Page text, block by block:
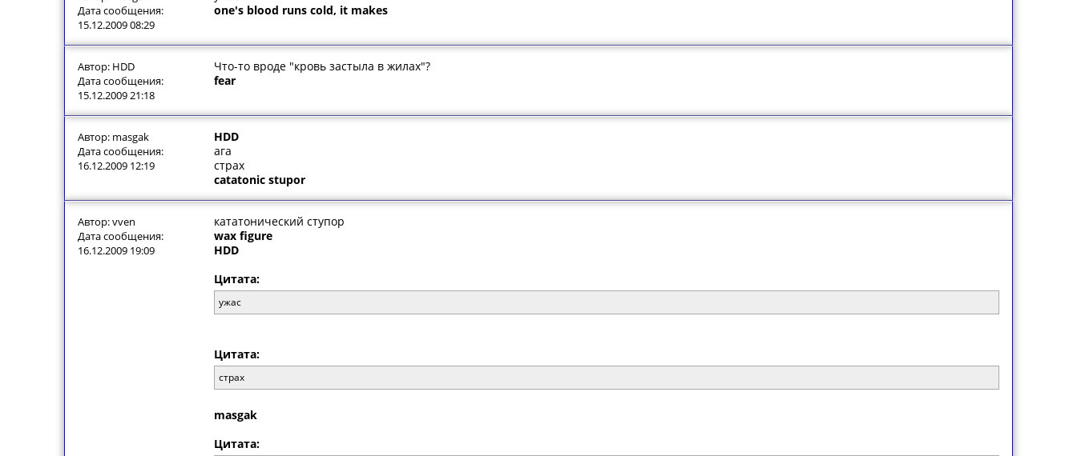
Дата сообщения:
15.12.2009 08:29
one's blood runs cold, it makes
Автор: HDD
Дата сообщения:
15.12.2009 21:18
Что-то вроде "кровь застыла в жилах"?
fear
Автор: masgak
Дата сообщения:
16.12.2009 12:19
HDD
ага
страх
catatonic stupor
Автор: vven
Дата сообщения:
16.12.2009 19:09
кататонический ступор
wax figure
HDD
Цитата:
ужас
Цитата:
страх
masgak
Цитата: